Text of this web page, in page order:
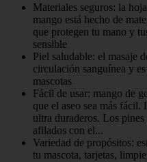
Materiales seguros: la
mango está hecho de
que protegen tu mano y
sensible
Piel saludable: el masaje
circulación sanguínea y
mascotas
Fácil de usar: mango de
que el aseo sea más
ultra duraderos. Los
afilados con el...
Variedad de propósitos:
tu mascota, tarjetas,